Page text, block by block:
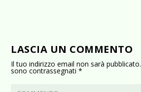
LASCIA UN COMMENTO
Il tuo indirizzo email non sarà pubblicato.
sono contrassegnati*